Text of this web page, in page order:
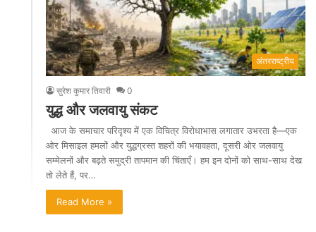
अंतरराष्ट्रीय
सुरेश कुमार तिवारी 0
युद्ध और जलवायु संकट
आज के समाचार परिदृश्य में एक विचित्र विरोधाभास लगातार उभरता है—एक
ओर मिसाइल हमलों और युद्धग्रस्त शहरों की भयावहता, दूसरी ओर जलवायु
सम्मेलनों और बढ़ते समुद्री तापमान की चिंताएँ। हम इन दोनों को साथ-साथ देख
तो लेते हैं, पर…
Read More »